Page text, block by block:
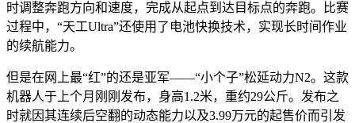
时调整奔跑方向和速度，完成从起点到达目标点的奔跑。比赛
过程中，“天工Ultra”还使用了电池快换技术，实现长时间作业
的续航能力。
但是在网上最“红”的还是亚军——“小个子”松延动力N2。这款
机器人于上个月刚刚发布，身高1.2米，重约29公斤。发布之
时就因其连续后空翻的动态能力以及3.99万元的起售价而引发